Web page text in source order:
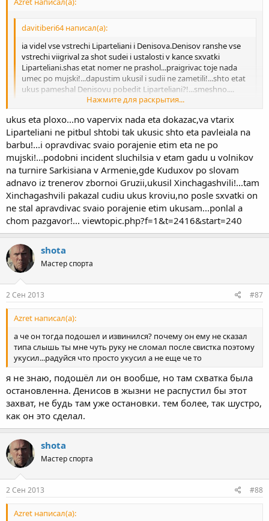
davitiberi64 написал(а):
ia videl vse vstrechi Liparteliani i Denisova.Denisov ranshe vse
vstrechi viigrival za shot sudei i ustalosti v kance sxvatki
Liparteliani.shas etat nomer ne prashol...praigrivac toje nada
umec po mujski!...dapustim ukusil i sudii ne zametili!...shto etat
ukus pameshal Denisovu pobedit Liparteliani?!...smeshno....
Нажмите для раскрытия...
))) я говорю что не надо так себя вести типа не умеют
проигрывать! все умеют и проигрывать и выигрывать! ты
говоришь про сборную России где мои земляки участвуют!
я тебя не пойму то есть по твоему кусаться это нормально и
ниче страшного в дзюдо?
Нажмите для раскрытия...
ukus eta ploxo...no vapervix nada eta dokazac,va vtarix
Liparteliani ne pitbul shtobi tak ukusic shto eta pavleiala na
barbu!...i opravdivac svaio porajenie etim eta ne po
mujski!...podobni incident sluchilsia v etam gadu u volnikov
na turnire Sarkisiana v Armenie,gde Kuduxov po slovam
adnavo iz trenerov zbornoi Gruzii,ukusil Xinchagashvili!...tam
Xinchagashvili pakazal cudiu ukus kroviu,no posle sxvatki on
ne stal apravdivac svaio porajenie etim ukusam...ponlal a
chom pazgavor!... viewtopic.php?f=1&t=2416&start=240
shota
Мастер спорта
2 Сен 2013 #87
Azret написал(а):
а че он тогда подошел и извинился? почему он ему не сказал
типа слышь ты мне чуть руку не сломал после свистка поэтому
укусил...радуйся что просто укусил а не еще че то
я не знаю, подошёл ли он вообше, но там схватка была
остановленна. Денисов в жызни не распустил бы этот
захват, не будь там уже остановки. тем более, так шустро,
как он это сделал.
shota
Мастер спорта
2 Сен 2013 #88
Azret написал(а):